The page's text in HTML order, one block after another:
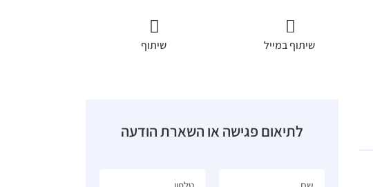
שיתוף במייל שיתוף
לתיאום פגישה או השארת הודעה